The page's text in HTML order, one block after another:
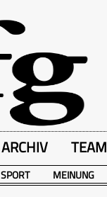
ARCHIV TEAM
SPORT MEINUNG